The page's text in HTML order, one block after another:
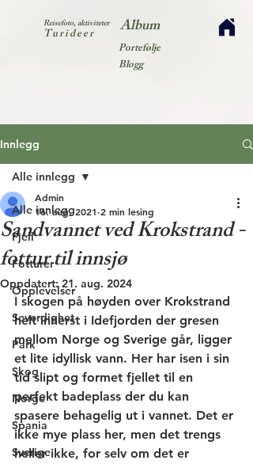
Reisefoto, aktiviteter
Turideer Album
Portefølje
Blogg
Innlegg
Alle innlegg
Fjell
Fotturer
Opplevelser
Severdighet
Park
Skog
Norge
Spania
Sverige
Alle innlegg
Sandvannet ved Krokstrand -
fottur til innsjø
Admin
16. aug. 2021 2 min lesing
Oppdatert:21. aug. 2024
I skogen på høyden over Krokstrand
helt innerst i Idefjorden der gresen
mellom Norge og Sverige går, ligger
et lite idyllisk vann. Her har isen i sin
tid slipt og formet fjellet til en
perfekt badeplass der du kan
spasere behagelig ut i vannet. Det er
ikke mye plass her, men det trengs
heller ikke, for selv om det er